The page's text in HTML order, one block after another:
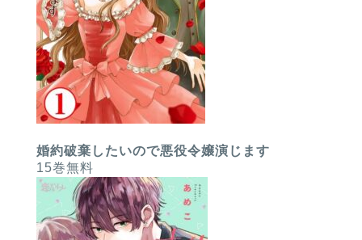
婚約破棄したいので悪役令嬢演じます
15巻無料